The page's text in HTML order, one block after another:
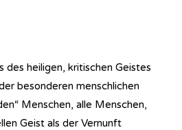
des heiligen, kritischen Geistes
besonderen menschlichen
Menschen, alle Menschen,
Geist als der Vernunft